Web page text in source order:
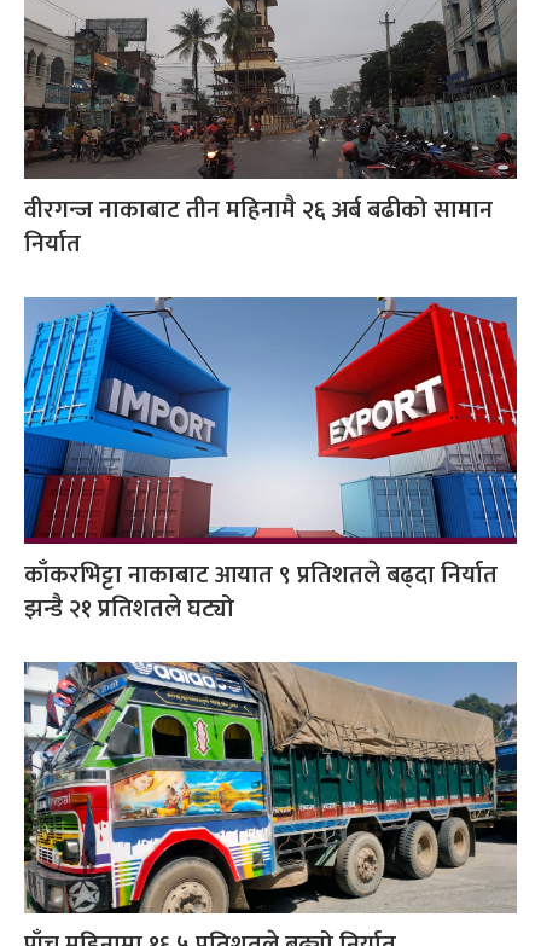
वीरगन्ज नाकाबाट तीन महिनामै २६ अर्ब बढीको सामान
निर्यात
काँकरभिट्टा नाकाबाट आयात ९ प्रतिशतले बढ्दा निर्यात
झन्डै २१ प्रतिशतले घट्यो